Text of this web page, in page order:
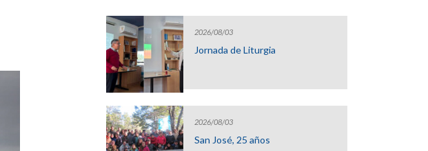
2026/08/03
Jornada de Liturgia
2026/08/03
San José, 25 años